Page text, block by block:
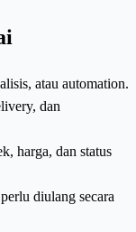
atau automation.
dan
harga, dan status
diulang secara